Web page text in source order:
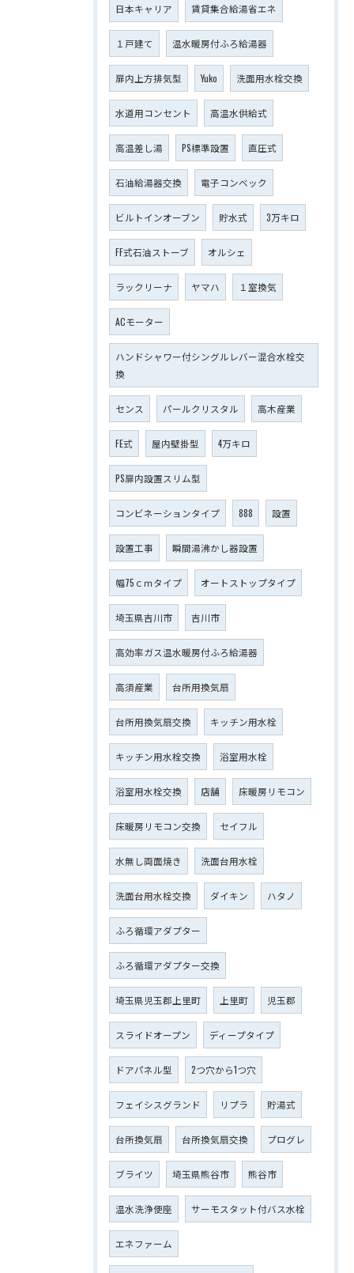
日本キャリア 賃貸集合給湯省エネ
１戸建て 温水暖房付ふろ給湯器
扉内上方排気型 Yuko 洗面用水栓交換
水道用コンセント 高温水供給式
高温差し湯 PS標準設置 直圧式
石油給湯器交換 電子コンベック
ビルトインオーブン 貯水式 3万キロ
FF式石油ストーブ オルシェ
ラックリーナ ヤマハ １室換気
ACモーター
ハンドシャワー付シングルレバー混合水栓交
換
センス パールクリスタル 高木産業
FE式 屋内壁掛型 4万キロ
PS扉内設置スリム型
コンビネーションタイプ 888 設置
設置工事 瞬間湯沸かし器設置
幅75ｃｍタイプ オートストップタイプ
埼玉県吉川市 吉川市
高効率ガス温水暖房付ふろ給湯器
高須産業 台所用換気扇
台所用換気扇交換 キッチン用水栓
キッチン用水栓交換 浴室用水栓
浴室用水栓交換 店舗 床暖房リモコン
床暖房リモコン交換 セイフル
水無し両面焼き 洗面台用水栓
洗面台用水栓交換 ダイキン ハタノ
ふろ循環アダプター
ふろ循環アダプター交換
埼玉県児玉郡上里町 上里町 児玉郡
スライドオープン ディープタイプ
ドアパネル型 2つ穴から1つ穴
フェイシスグランド リプラ 貯湯式
台所換気扇 台所換気扇交換 プログレ
ブライツ 埼玉県熊谷市 熊谷市
温水洗浄便座 サーモスタット付バス水栓
エネファーム